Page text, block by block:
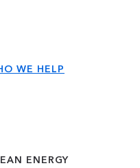
WE HELP
ENERGY